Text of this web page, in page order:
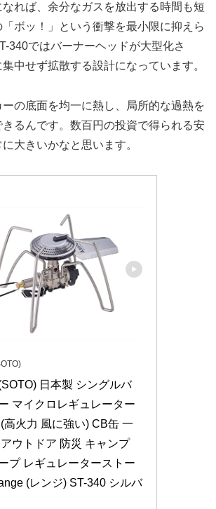
れば、余分なガスを放出する時間も短
ボッ！」という衝撃を最小限に抑えら
340ではバーナーヘッドが大型化さ
中せず拡散する設計になっています。
の底面を均一に熱し、局所的な過熱を
るんです。数百円の投資で得られる安
大きいかなと思います。
日本製 シングルバ
マイクロレギュレーター
高火力 風に強い) CB缶 一
ウトドア 防災 キャンプ
プ レギュレーターストー
(レンジ) ST-340 シルバ